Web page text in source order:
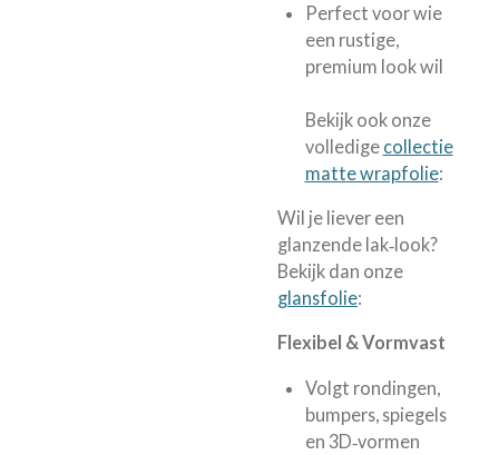
Perfect voor wie
een rustige,
premium look wil
Bekijk ook onze
volledige collectie
matte wrapfolie:
Wil je liever een
glanzende lak‑look?
Bekijk dan onze
glansfolie:
Flexibel & Vormvast
Volgt rondingen,
bumpers, spiegels
en 3D‑vormen